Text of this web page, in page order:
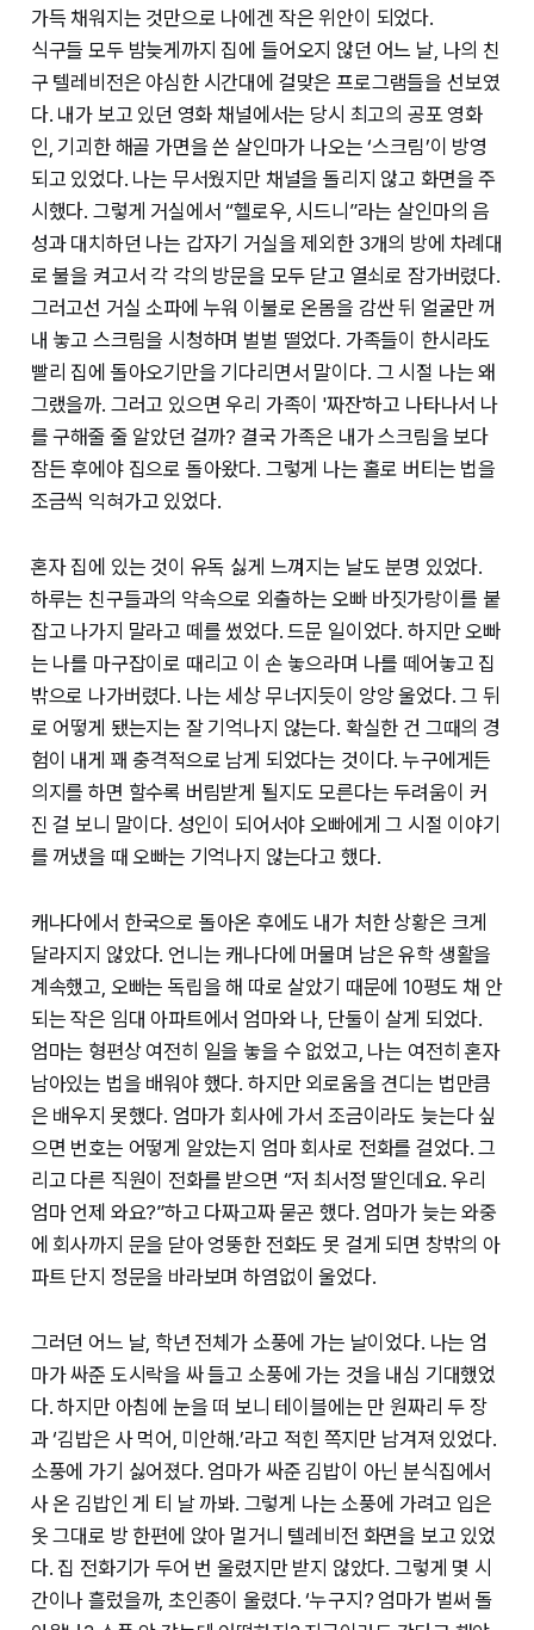
가득 채워지는 것만으로 나에겐 작은 위안이 되었다.
식구들 모두 밤늦게까지 집에 들어오지 않던 어느 날, 나의 친
구 텔레비전은 야심한 시간대에 걸맞은 프로그램들을 선보였
다. 내가 보고 있던 영화 채널에서는 당시 최고의 공포 영화
인, 기괴한 해골 가면을 쓴 살인마가 나오는 ‘스크림’이 방영
되고 있었다. 나는 무서웠지만 채널을 돌리지 않고 화면을 주
시했다. 그렇게 거실에서 “헬로우, 시드니”라는 살인마의 음
성과 대치하던 나는 갑자기 거실을 제외한 3개의 방에 차례대
로 불을 켜고서 각 각의 방문을 모두 닫고 열쇠로 잠가버렸다.
그러고선 거실 소파에 누워 이불로 온몸을 감싼 뒤 얼굴만 꺼
내 놓고 스크림을 시청하며 벌벌 떨었다. 가족들이 한시라도
빨리 집에 돌아오기만을 기다리면서 말이다. 그 시절 나는 왜
그랬을까. 그러고 있으면 우리 가족이 '짜잔'하고 나타나서 나
를 구해줄 줄 알았던 걸까? 결국 가족은 내가 스크림을 보다
잠든 후에야 집으로 돌아왔다. 그렇게 나는 홀로 버티는 법을
조금씩 익혀가고 있었다.
혼자 집에 있는 것이 유독 싫게 느껴지는 날도 분명 있었다.
하루는 친구들과의 약속으로 외출하는 오빠 바짓가랑이를 붙
잡고 나가지 말라고 떼를 썼었다. 드문 일이었다. 하지만 오빠
는 나를 마구잡이로 때리고 이 손 놓으라며 나를 떼어놓고 집
밖으로 나가버렸다. 나는 세상 무너지듯이 앙앙 울었다. 그 뒤
로 어떻게 됐는지는 잘 기억나지 않는다. 확실한 건 그때의 경
험이 내게 꽤 충격적으로 남게 되었다는 것이다. 누구에게든
의지를 하면 할수록 버림받게 될지도 모른다는 두려움이 커
진 걸 보니 말이다. 성인이 되어서야 오빠에게 그 시절 이야기
를 꺼냈을 때 오빠는 기억나지 않는다고 했다.
캐나다에서 한국으로 돌아온 후에도 내가 처한 상황은 크게
달라지지 않았다. 언니는 캐나다에 머물며 남은 유학 생활을
계속했고, 오빠는 독립을 해 따로 살았기 때문에 10평도 채 안
되는 작은 임대 아파트에서 엄마와 나, 단둘이 살게 되었다.
엄마는 형편상 여전히 일을 놓을 수 없었고, 나는 여전히 혼자
남아있는 법을 배워야 했다. 하지만 외로움을 견디는 법만큼
은 배우지 못했다. 엄마가 회사에 가서 조금이라도 늦는다 싶
으면 번호는 어떻게 알았는지 엄마 회사로 전화를 걸었다. 그
리고 다른 직원이 전화를 받으면 “저 최서정 딸인데요. 우리
엄마 언제 와요?”하고 다짜고짜 묻곤 했다. 엄마가 늦는 와중
에 회사까지 문을 닫아 엉뚱한 전화도 못 걸게 되면 창밖의 아
파트 단지 정문을 바라보며 하염없이 울었다.
그러던 어느 날, 학년 전체가 소풍에 가는 날이었다. 나는 엄
마가 싸준 도시락을 싸 들고 소풍에 가는 것을 내심 기대했었
다. 하지만 아침에 눈을 떠 보니 테이블에는 만 원짜리 두 장
과 ‘김밥은 사 먹어, 미안해.’라고 적힌 쪽지만 남겨져 있었다.
소풍에 가기 싫어졌다. 엄마가 싸준 김밥이 아닌 분식집에서
사 온 김밥인 게 티 날 까봐. 그렇게 나는 소풍에 가려고 입은
옷 그대로 방 한편에 앉아 멀거니 텔레비전 화면을 보고 있었
다. 집 전화기가 두어 번 울렸지만 받지 않았다. 그렇게 몇 시
간이나 흘렀을까, 초인종이 울렸다. ‘누구지? 엄마가 벌써 돌